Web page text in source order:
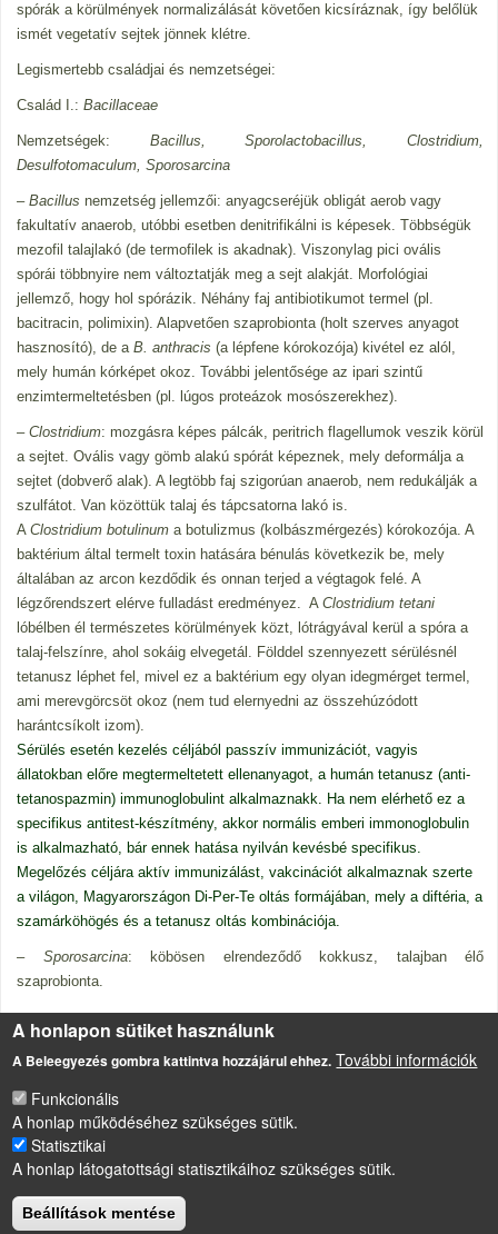
spórák a körülmények normalizálását követően kicsíráznak, így belőlük
ismét vegetatív sejtek jönnek klétre.
Legismertebb családjai és nemzetségei:
Család I.: Bacillaceae
Nemzetségek: Bacillus, Sporolactobacillus, Clostridium,
Desulfotomaculum, Sporosarcina
– Bacillus nemzetség jellemzői: anyagcseréjük obligát aerob vagy
fakultatív anaerob, utóbbi esetben denitrifikálni is képesek. Többségük
mezofil talajlakó (de termofilek is akadnak). Viszonylag pici ovális
spórái többnyire nem változtatják meg a sejt alakját. Morfológiai
jellemző, hogy hol spórázik. Néhány faj antibiotikumot termel (pl.
bacitracin, polimixin). Alapvetően szaprobionta (holt szerves anyagot
hasznosító), de a B. anthracis (a lépfene kórokozója) kivétel ez alól,
mely humán kórképet okoz. További jelentősége az ipari szintű
enzimtermeltetésben (pl. lúgos proteázok mosószerekhez).
– Clostridium: mozgásra képes pálcák, peritrich flagellumok veszik körül
a sejtet. Ovális vagy gömb alakú spórát képeznek, mely deformálja a
sejtet (dobverő alak). A legtöbb faj szigorúan anaerob, nem redukálják a
szulfátot. Van közöttük talaj és tápcsatorna lakó is.
A Clostridium botulinum a botulizmus (kolbászmérgezés) kórokozója. A
baktérium által termelt toxin hatására bénulás következik be, mely
általában az arcon kezdődik és onnan terjed a végtagok felé. A
légzőrendszert elérve fulladást eredményez. A Clostridium tetani
lóbélben él természetes körülmények közt, lótrágyával kerül a spóra a
talaj-felszínre, ahol sokáig elvegetál. Földdel szennyezett sérülésnél
tetanusz léphet fel, mivel ez a baktérium egy olyan idegmérget termel,
ami merevgörcsöt okoz (nem tud elernyedni az összehúzódott
harántcsíkolt izom).
Sérülés esetén kezelés céljából passzív immunizációt, vagyis
állatokban előre megtermeltetett ellenanyagot, a humán tetanusz (anti-
tetanospazmin) immunoglobulint alkalmaznakk. Ha nem elérhető ez a
specifikus antitest-készítmény, akkor normális emberi immonoglobulin
is alkalmazható, bár ennek hatása nyilván kevésbé specifikus.
Megelőzés céljára aktív immunizálást, vakcinációt alkalmaznak szerte
a világon, Magyarországon Di-Per-Te oltás formájában, mely a diftéria, a
szamárköhögés és a tetanusz oltás kombinációja.
– Sporosarcina: köbösen elrendeződő kokkusz, talajban élő
szaprobionta.
Forrás
Bergey's Manual of Determinative Bacteriology (nyolcadik kiadás)
LÁBLÉC
Impresszum
Sütikezelési szabályzat
Drupalalapú webhely
A honlapon sütiket használunk
A Beleegyezés gombra kattintva hozzájárul ehhez. További információk
Funkcionális
A honlap működéséhez szükséges sütik.
Statisztikai
A honlap látogatottsági statisztikáihoz szükséges sütik.
Beállítások mentése